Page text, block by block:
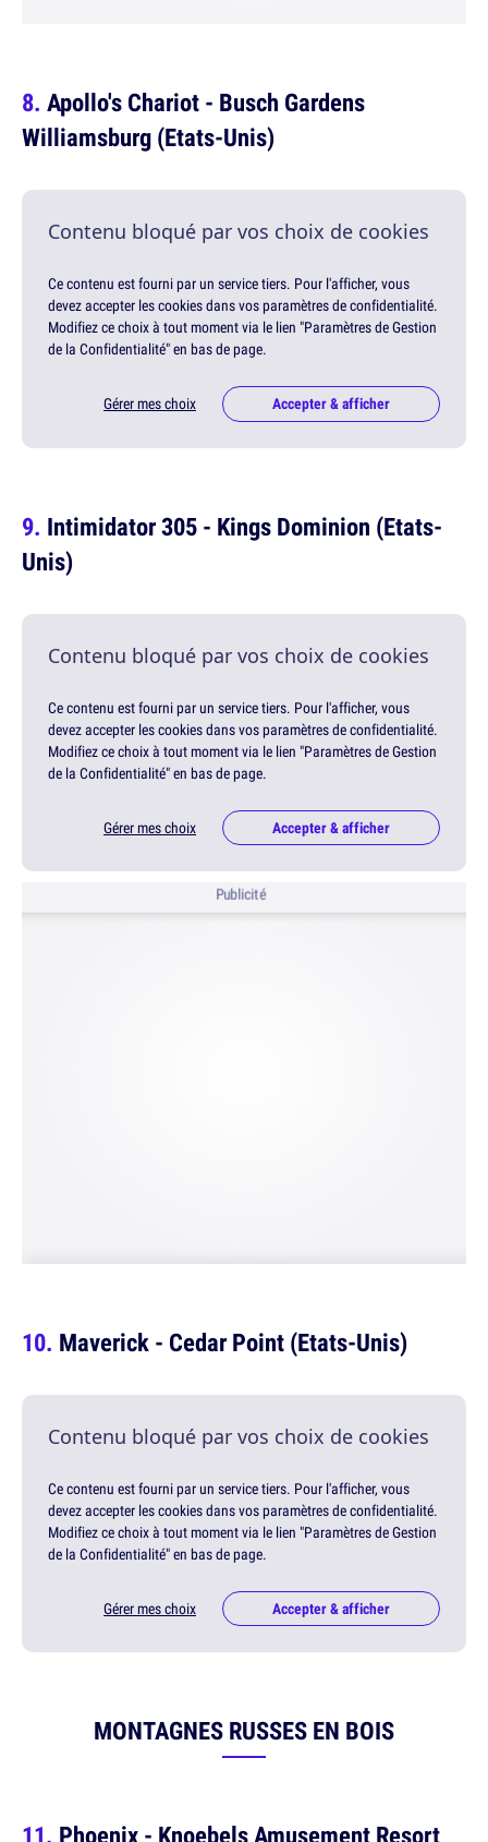
Apollo's Chariot - Busch Gardens
Williamsburg (Etats-Unis)
Contenu bloqué par vos choix de cookies
Ce contenu est fourni par un service tiers. Pour l'afficher, vous
devez accepter les cookies dans vos paramètres de confidentialité.
Modifiez ce choix à tout moment via le lien "Paramètres de Gestion
de la Confidentialité" en bas de page.
Gérer mes choix Accepter & afficher
Intimidator 305 - Kings Dominion (Etats-
Unis)
Contenu bloqué par vos choix de cookies
Ce contenu est fourni par un service tiers. Pour l'afficher, vous
devez accepter les cookies dans vos paramètres de confidentialité.
Modifiez ce choix à tout moment via le lien "Paramètres de Gestion
de la Confidentialité" en bas de page.
Gérer mes choix Accepter & afficher
Publicité
Maverick - Cedar Point (Etats-Unis)
Contenu bloqué par vos choix de cookies
Ce contenu est fourni par un service tiers. Pour l'afficher, vous
devez accepter les cookies dans vos paramètres de confidentialité.
Modifiez ce choix à tout moment via le lien "Paramètres de Gestion
de la Confidentialité" en bas de page.
Gérer mes choix Accepter & afficher
MONTAGNES RUSSES EN BOIS
Phoenix - Knoebels Amusement Resort